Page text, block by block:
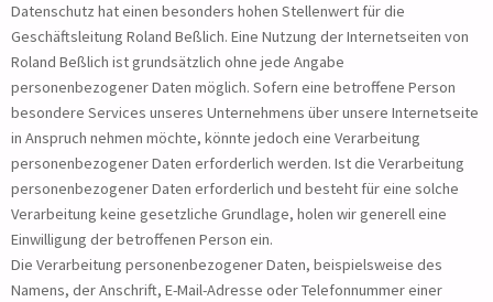
Datenschutz hat einen besonders hohen Stellenwert für die
Geschäftsleitung Roland Beßlich. Eine Nutzung der Internetseiten von
Roland Beßlich ist grundsätzlich ohne jede Angabe
personenbezogener Daten möglich. Sofern eine betroffene Person
besondere Services unseres Unternehmens über unsere Internetseite
in Anspruch nehmen möchte, könnte jedoch eine Verarbeitung
personenbezogener Daten erforderlich werden. Ist die Verarbeitung
personenbezogener Daten erforderlich und besteht für eine solche
Verarbeitung keine gesetzliche Grundlage, holen wir generell eine
Einwilligung der betroffenen Person ein.
Die Verarbeitung personenbezogener Daten, beispielsweise des
Namens, der Anschrift, E-Mail-Adresse oder Telefonnummer einer